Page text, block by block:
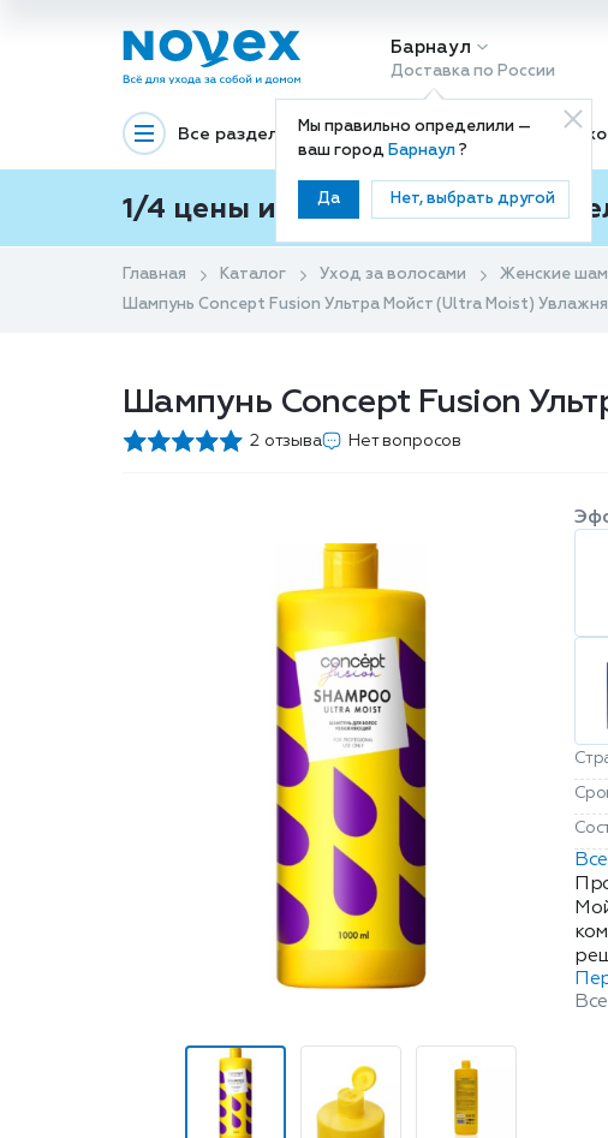
Барнаул
Доставка по России
Мы правильно определили —
ваш город Барнаул?
Да Нет, выбрать другой
Все разделы Декоративная косметика
1/4 цены и покупки ваши с
Главная Каталог Уход за волосами Женские
Шампунь Concept Fusion Ультра Мойст (Ultra Moist)
Шампунь Concept Fusion
2 отзыва Нет вопросов